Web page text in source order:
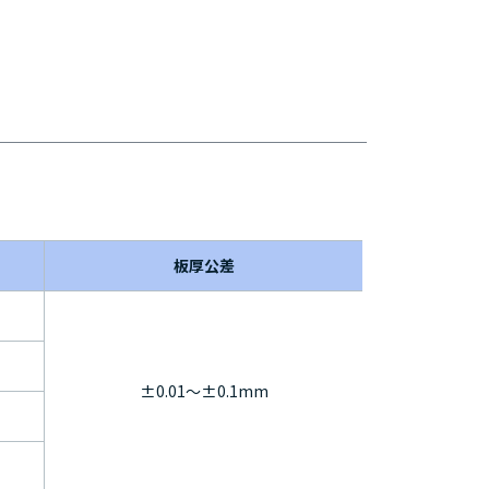
板厚公差
±0.01～±0.1mm